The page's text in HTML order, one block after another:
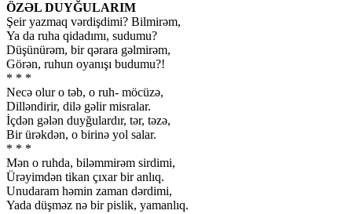
ÖZƏL DUYĞULARIM
Şeir yazmaq vərdişdimi? Bilmirəm,
Ya da ruha qidadımı, sudumu?
Düşünürəm, bir qərara gəlmirəm,
Görən, ruhun oyanışı budumu?!
* * *
Necə olur o təb, o ruh- möcüzə,
Dilləndirir, dilə gəlir misralar.
İçdən gələn duyğulardır, tər, təzə,
Bir ürəkdən, o birinə yol salar.
* * *
Mən o ruhda, biləmmirəm sirdimi,
Ürəyimdən tikan çıxar bir anlıq.
Unudaram həmin zaman dərdimi,
Yada düşməz nə bir pislik, yamanlıq.